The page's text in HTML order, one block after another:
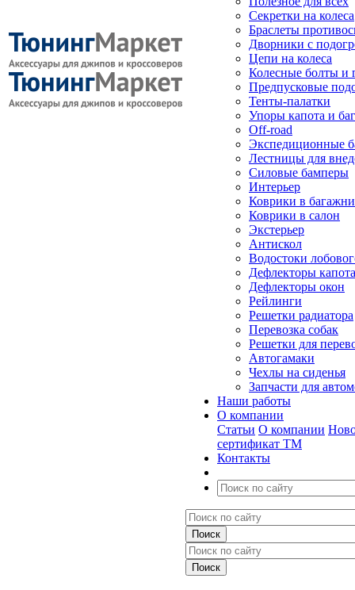
Секретки на колеса
Браслеты
Дворники с
Цепи на колеса
Колесные болты и
Предпусковые
Тенты-палатки
Упоры капота и
Off-road
Экспедиционные
Лестницы для
Силовые бамперы
Интерьер
Коврики в
Коврики в салон
Экстерьер
Антискол
Водостоки
Дефлекторы капота
Дефлекторы окон
Рейлинги
Решетки радиатора
Перевозка собак
Решетки для
Автогамаки
Чехлы на сиденья
Запчасти для
Наши работы
О компании
Статьи О компании
сертификат ТМ
Контакты